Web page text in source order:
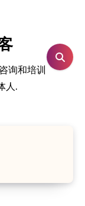
询和培训
人.